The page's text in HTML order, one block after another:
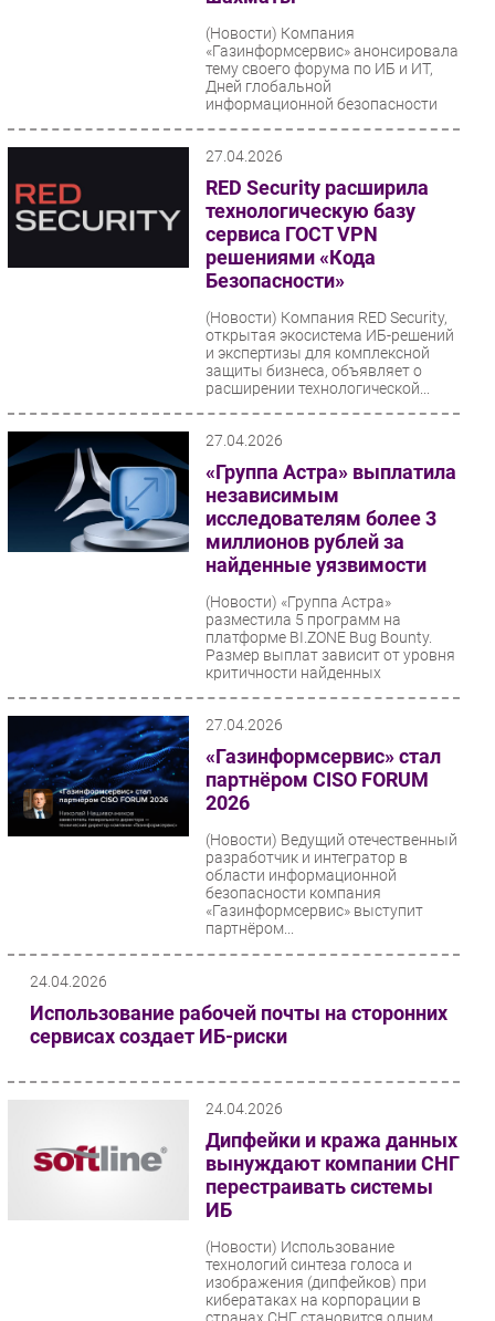
(Новости) Компания
«Газинформсервис» анонсировала
тему своего форума по ИБ и ИТ,
Дней глобальной
информационной безопасности
27.04.2026
RED Security расширила
технологическую базу
сервиса ГОСТ VPN
решениями «Кода
Безопасности»
(Новости) Компания RED Security,
открытая экосистема ИБ-решений
и экспертизы для комплексной
защиты бизнеса, объявляет о
расширении технологической...
27.04.2026
«Группа Астра» выплатила
независимым
исследователям более 3
миллионов рублей за
найденные уязвимости
(Новости) «Группа Астра»
разместила 5 программ на
платформе BI.ZONE Bug Bounty.
Размер выплат зависит от уровня
критичности найденных
27.04.2026
«Газинформсервис» стал
партнёром CISO FORUM
2026
(Новости) Ведущий отечественный
разработчик и интегратор в
области информационной
безопасности компания
«Газинформсервис» выступит
партнёром...
24.04.2026
Использование рабочей почты на сторонних
сервисах создает ИБ-риски
24.04.2026
Дипфейки и кража данных
вынуждают компании СНГ
перестраивать системы
ИБ
(Новости) Использование
технологий синтеза голоса и
изображения (дипфейков) при
кибератаках на корпорации в
странах СНГ становится одним